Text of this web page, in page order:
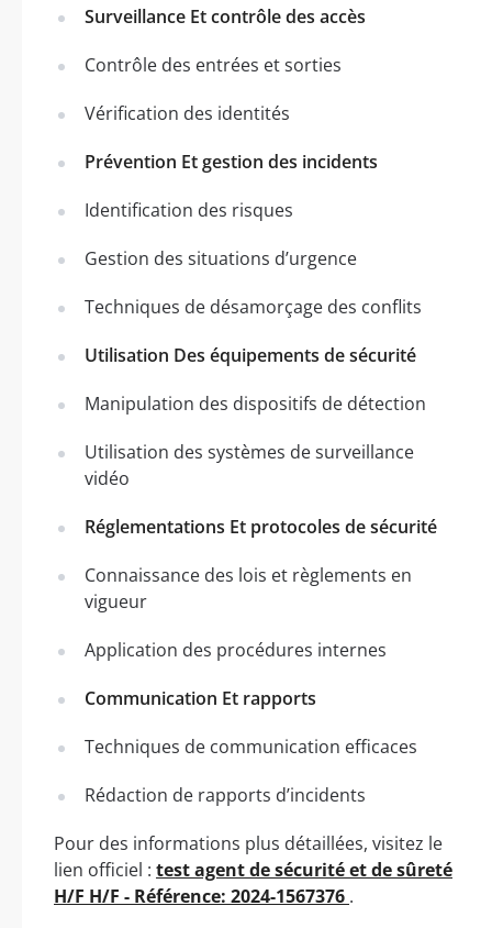
Surveillance Et contrôle des accès
Contrôle des entrées et sorties
Vérification des identités
Prévention Et gestion des incidents
Identification des risques
Gestion des situations d’urgence
Techniques de désamorçage des conflits
Utilisation Des équipements de sécurité
Manipulation des dispositifs de détection
Utilisation des systèmes de surveillance
vidéo
Réglementations Et protocoles de sécurité
Connaissance des lois et règlements en
vigueur
Application des procédures internes
Communication Et rapports
Techniques de communication efficaces
Rédaction de rapports d’incidents
Pour des informations plus détaillées, visitez le
lien officiel : test agent de sécurité et de sûreté
H/F H/F - Référence: 2024-1567376 .